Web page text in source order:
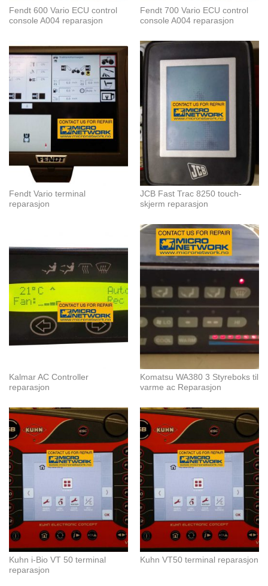
Fendt 600 Vario ECU control
console A004 reparasjon
Fendt 700 Vario ECU control
console A004 reparasjon
Fendt Vario terminal
reparasjon
JCB Fast Trac 8250 touch-
skjerm reparasjon
Kalmar AC Controller
reparasjon
Komatsu WA380 3 Styreboks til
varme ac Reparasjon
Kuhn i-Bio VT 50 terminal
reparasjon
Kuhn VT50 terminal reparasjon